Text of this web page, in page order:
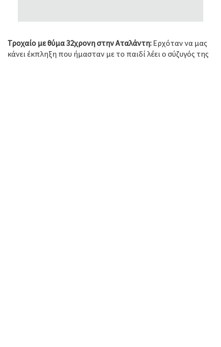
Τροχαίο με θύμα 32χρονη στην Αταλάντη: Ερχόταν να μας
κάνει έκπληξη που ήμασταν με το παιδί λέει ο σύζυγός της